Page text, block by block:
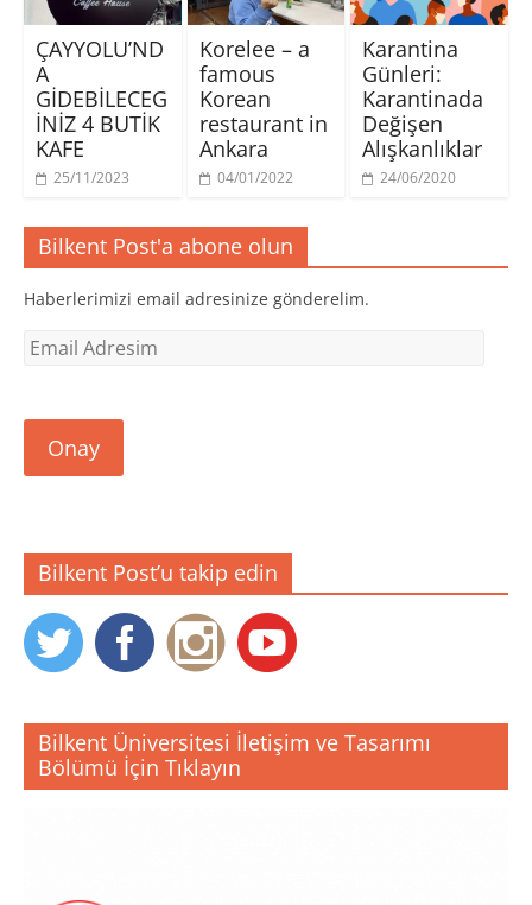
ÇAYYOLU’ND
A
GİDEBİLECEG
İNİZ 4 BUTİK
KAFE
25/11/2023
Korelee – a
famous
Korean
restaurant in
Ankara
04/01/2022
Karantina
Günleri:
Karantinada
Değişen
Alışkanlıklar
24/06/2020
Bilkent Post'a abone olun
Haberlerimizi email adresinize gönderelim.
Email
Onay
Bilkent Post’u takip edin
Bilkent Üniversitesi İletişim ve Tasarımı
Bölümü İçin Tıklayın